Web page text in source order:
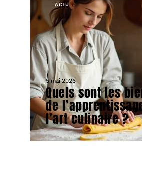
ACTU
5 mai 2026
Quels sont les
de
l’art culinaire ?